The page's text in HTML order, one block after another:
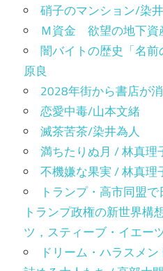
硝子のマンション/染
Ｍ資金 欲望の地下資
闇バイトの歴史「名
原良
2028年街から書店が
恋愛中毒/山本文緒
滅茶苦茶/染井為人
満ちたりぬ月 / 林真理
不機嫌な果実 / 林真理
トランプ・高市同盟
トランプ政権の新世界構
ツ，スティーブ・イエー
ドリーム・ハラスメ